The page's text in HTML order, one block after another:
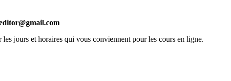
jours et horaires qui vous conviennent pour les cours en ligne.